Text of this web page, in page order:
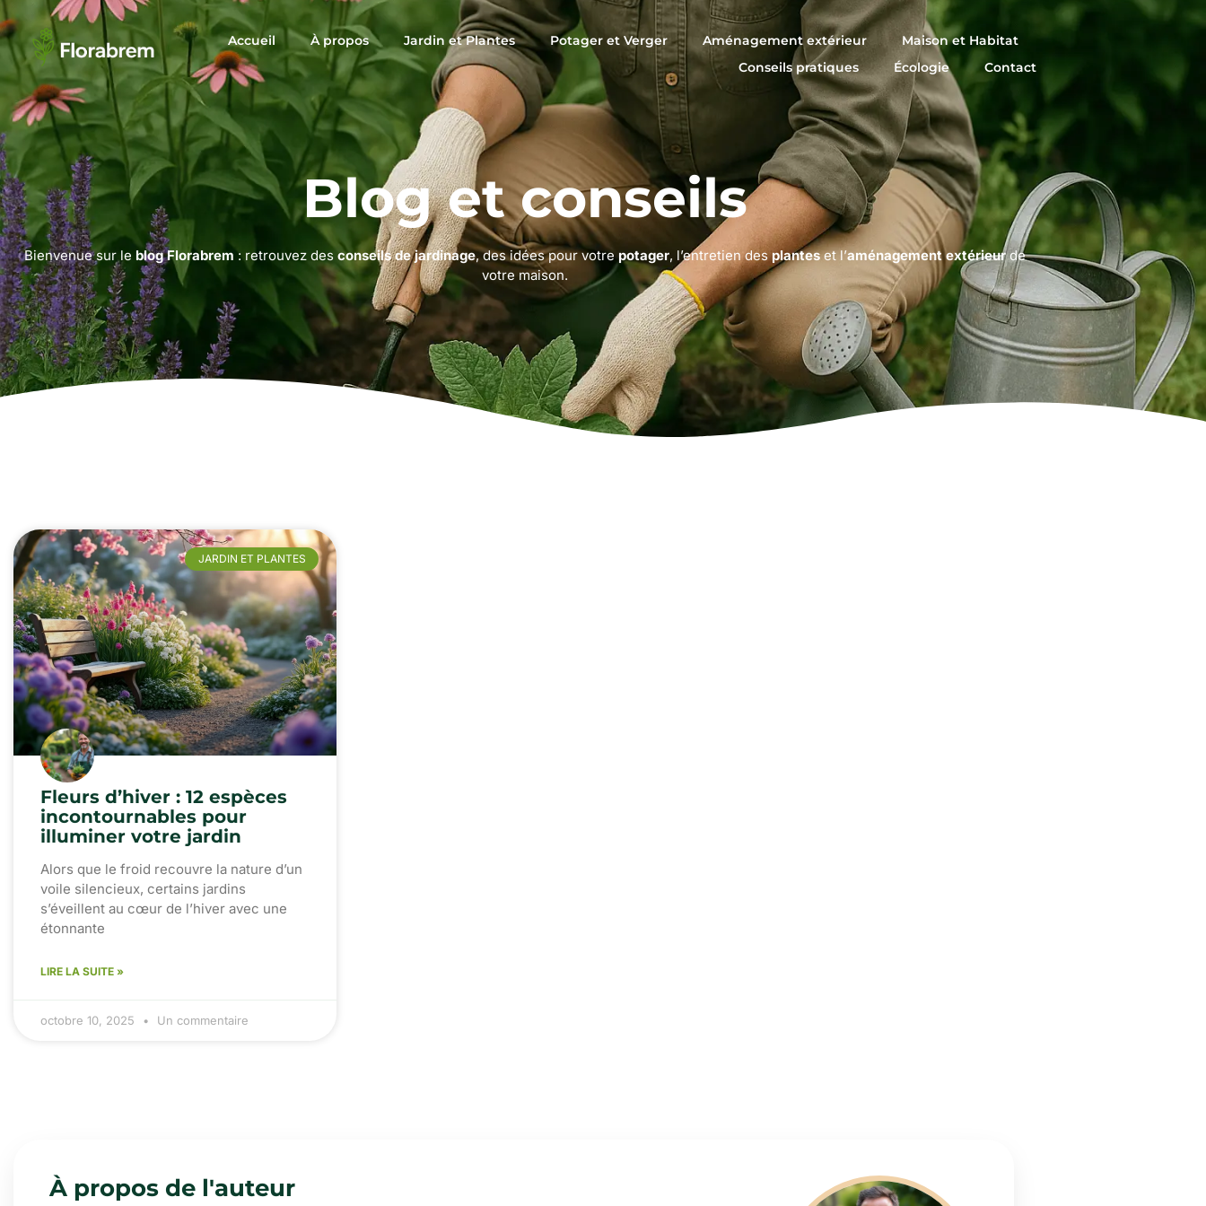
Accueil À propos Jardin et Plantes Potager et Verger Aménagement extérieur
Maison et Habitat
Conseils pratiques
Écologie Contact
Blog et conseils
Bienvenue sur le blog Florabrem : retrouvez des conseils de jardinage, des idées pour votre potager, l’entretien desplanteset l’aménagement extérieurde
votre maison.
JARDIN ET PLANTES
Fleurs d’hiver : 12 espèces
incontournables pour
illuminer votre jardin
Alors que le froid recouvre la nature d’un
voile silencieux, certains jardins
s’éveillent au cœur de l’hiver avec une
étonnante
LIRE LA SUITE »
octobre 10, 2025 Un commentaire
À propos de l'auteur